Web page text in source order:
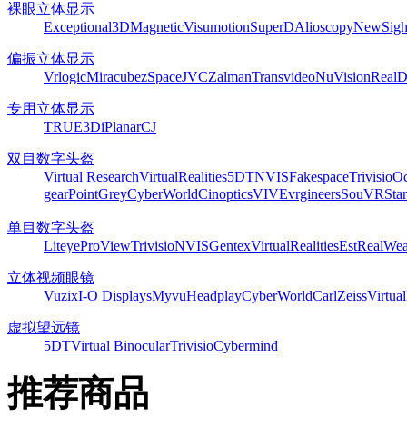
裸眼立体显示
Exceptional3DMagneticVisumotionSuperDAlioscopy
偏振立体显示
VrlogicMiracubezSpaceJVCZalmanTransvideoNuVisionRealD
专用立体显示
TRUE3DiPlanarCJ
双目数字头盔
Virtual ResearchVirtualRealities5DTNVISFakespaceTrivisio
gearPointGreyCyberWorldCinopticsVIVEvrgineersSouVR
单目数字头盔
LiteyeProViewTrivisioNVISGentexVirtualRealitiesEst
立体视频眼镜
VuzixI-O DisplaysMyvuHeadplayCyberWorldCarlZeiss
虚拟望远镜
5DTVirtual BinocularTrivisioCybermind
推荐商品